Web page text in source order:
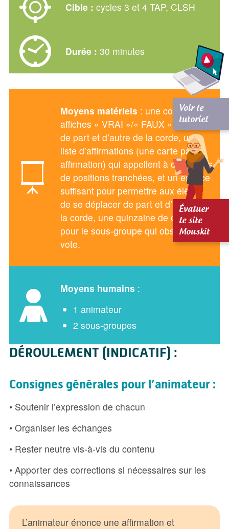
Cible : cycles 3 et 4 TAP, CLSH
Durée : 30 minutes
Moyens matériels : une corde, 2
affiches « VRAI »/« FAUX » à placer
de part et d’autre de la corde, une
liste d’affirmations (une carte par
affirmation) qui appellent à des prises
de positions tranchées, et un espace
suffisant pour permettre aux élèves
de se déplacer de part et d’autre de
la corde, une quinzaine de chaises
pour le sous-groupe qui observe et
vote.
Moyens humains :
1 animateur
2 sous-groupes
DÉROULEMENT (INDICATIF) :
Consignes générales pour l’animateur :
• Soutenir l’expression de chacun
• Organiser les échanges
• Rester neutre vis-à-vis du contenu
• Apporter des corrections si nécessaires sur les
connaissances
L’animateur énonce une affirmation et
Voir le
tutoriel
Évaluer
le site
Mouskit